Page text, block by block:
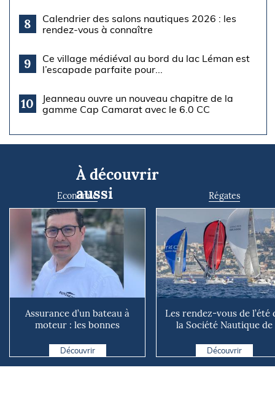
8
Calendrier des salons nautiques 2026 : les
rendez-vous à connaître
9
Ce village médiéval au bord du lac Léman est
l’escapade parfaite pour...
10
Jeanneau ouvre un nouveau chapitre de la
gamme Cap Camarat avec le 6.0 CC
À découvrir
aussi
Economie
Assurance d’un bateau à
moteur : les bonnes
d...
Découvrir
Régates
Les rendez-vous de l’été
la Société Nautique de
Découvrir